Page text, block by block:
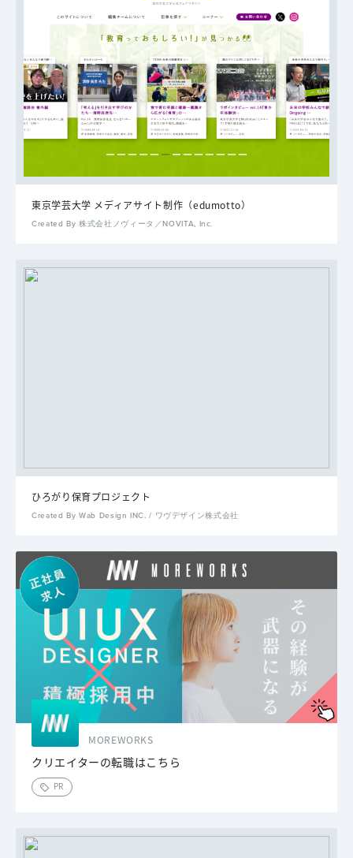
東京学芸大学 メディアサイト制作（edumotto）
Created By 株式会社ノヴィータ／NOVITA, Inc.
ひろがり保育プロジェクト
Created By Wab Design INC. / ワヴデザイン株式会社
MOREWORKS
クリエイターの転職はこちら
PR